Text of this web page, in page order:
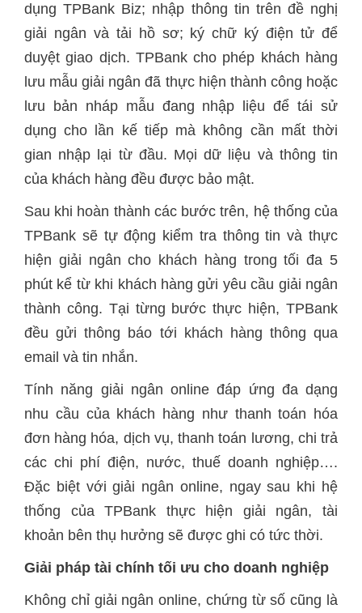
dụng TPBank Biz; nhập thông tin trên đề nghị
giải ngân và tải hồ sơ; ký chữ ký điện tử để
duyệt giao dịch. TPBank cho phép khách hàng
lưu mẫu giải ngân đã thực hiện thành công hoặc
lưu bản nháp mẫu đang nhập liệu để tái sử
dụng cho lần kế tiếp mà không cần mất thời
gian nhập lại từ đầu. Mọi dữ liệu và thông tin
của khách hàng đều được bảo mật.
Sau khi hoàn thành các bước trên, hệ thống của
TPBank sẽ tự động kiểm tra thông tin và thực
hiện giải ngân cho khách hàng trong tối đa 5
phút kể từ khi khách hàng gửi yêu cầu giải ngân
thành công. Tại từng bước thực hiện, TPBank
đều gửi thông báo tới khách hàng thông qua
email và tin nhắn.
Tính năng giải ngân online đáp ứng đa dạng
nhu cầu của khách hàng như thanh toán hóa
đơn hàng hóa, dịch vụ, thanh toán lương, chi trả
các chi phí điện, nước, thuế doanh nghiệp….
Đặc biệt với giải ngân online, ngay sau khi hệ
thống của TPBank thực hiện giải ngân, tài
khoản bên thụ hưởng sẽ được ghi có tức thời.
Giải pháp tài chính tối ưu cho doanh nghiệp
Không chỉ giải ngân online, chứng từ số cũng là